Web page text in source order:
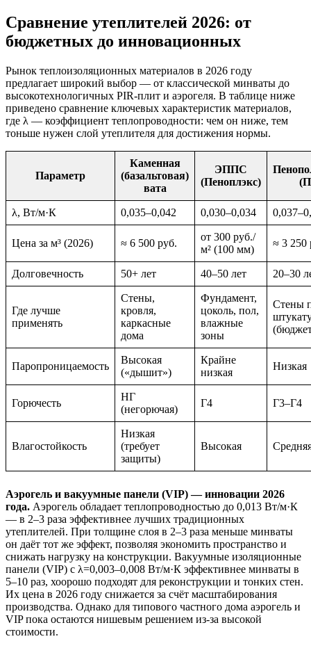
Сравнение утеплителей 2026: от
бюджетных до инновационных
Рынок теплоизоляционных материалов в 2026 году
предлагает широкий выбор — от классической минваты до
высокотехнологичных PIR-плит и аэрогеля. В таблице ниже
приведено сравнение ключевых характеристик материалов,
где λ — коэффициент теплопроводности: чем он ниже, тем
тоньше нужен слой утеплителя для достижения нормы.
Параметр
Каменная
(базальтовая)
вата
ЭППС
(Пеноплэкс)
λ, Вт/м·К 0,035–0,042 0,030–0,034
Цена за м³ (2026) ≈ 6 500 руб.
от 300 руб./
м² (100 мм)
≈ 3 250
Долговечность 50+ лет 40–50 лет 20–30
Где лучше
применять
Стены,
кровля,
каркасные
дома
Фундамент,
цоколь, пол,
влажные
зоны
Стены
Паропроницаемость
Высокая
(«дышит»)
Крайне
низкая
Низкая
Горючесть
НГ
(негорючая)
Г4 Г3–Г4
Влагостойкость
Низкая
(требует
защиты)
Высокая
Аэрогель и вакуумные панели (VIP) — инновации 2026
года. Аэрогель обладает теплопроводностью до 0,013 Вт/м·К
— в 2–3 раза эффективнее лучших традиционных
утеплителей. При толщине слоя в 2–3 раза меньше минваты
он даёт тот же эффект, позволяя экономить пространство и
снижать нагрузку на конструкции. Вакуумные изоляционные
панели (VIP) с λ=0,003–0,008 Вт/м·К эффективнее минваты в
5–10 раз, хоорошо подходят для реконструкции и тонких стен.
Их цена в 2026 году снижается за счёт масштабирования
производства. Однако для типового частного дома аэрогель и
VIP пока остаются нишевым решением из-за высокой
стоимости.